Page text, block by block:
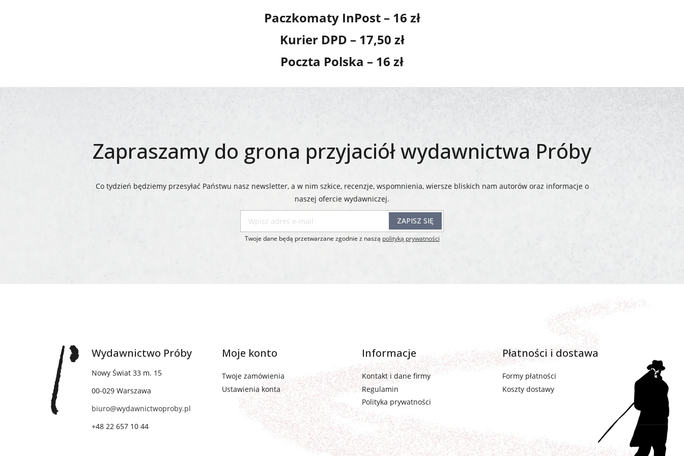
Paczkomaty InPost – 16 zł
Kurier DPD – 17,50 zł
Poczta Polska – 16 zł
Zapraszamy do grona przyjaciół wydawnictwa Próby
Co tydzień będziemy przesyłać Państwu nasz newsletter, a w nim szkice, recenzje, wspomnienia, wiersze bliskich nam autorów oraz informacje o
naszej ofercie wydawniczej.​​​​​​​
ZAPISZ SIĘ
Twoje dane będą przetwarzane zgodnie z naszą polityką prywatności
Wydawnictwo Próby
Nowy Świat 33 m. 15
00-029 Warszawa
biuro@wydawnictwoproby.pl
+48 22 657 10 44
Moje konto
Twoje zamówienia
Ustawienia konta
Informacje
Kontakt i dane firmy
Regulamin
Polityka prywatności
Płatności i dostawa
Formy płatności
Koszty dostawy